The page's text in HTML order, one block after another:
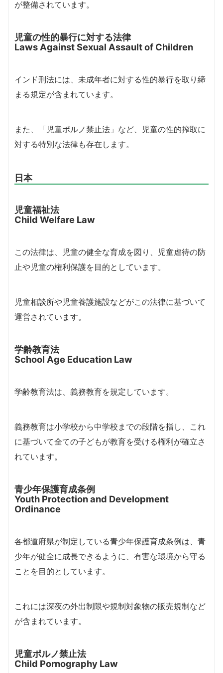
が整備されています。
児童の性的暴行に対する法律
Laws Against Sexual Assault of Children
インド刑法には、未成年者に対する性的暴行を取り締
まる規定が含まれています。
また、「児童ポルノ禁止法」など、児童の性的搾取に
対する特別な法律も存在します。
日本
児童福祉法
Child Welfare Law
この法律は、児童の健全な育成を図り、児童虐待の防
止や児童の権利保護を目的としています。
児童相談所や児童養護施設などがこの法律に基づいて
運営されています。
学齢教育法
School Age Education Law
学齢教育法は、義務教育を規定しています。
義務教育は小学校から中学校までの段階を指し、これ
に基づいて全ての子どもが教育を受ける権利が確立さ
れています。
青少年保護育成条例
Youth Protection and Development
Ordinance
各都道府県が制定している青少年保護育成条例は、青
少年が健全に成長できるように、有害な環境から守る
ことを目的としています。
これには深夜の外出制限や規制対象物の販売規制など
が含まれています。
児童ポルノ禁止法
Child Pornography Law